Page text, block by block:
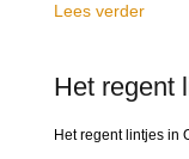
Lees verder
Het regent
Het regent lintjes in